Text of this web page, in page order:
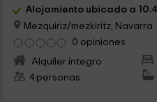
Alojamiento ubicado a
Mezquiriz/mezkiritz, Navarra
0 opiniones
Alquiler íntegro
4 personas